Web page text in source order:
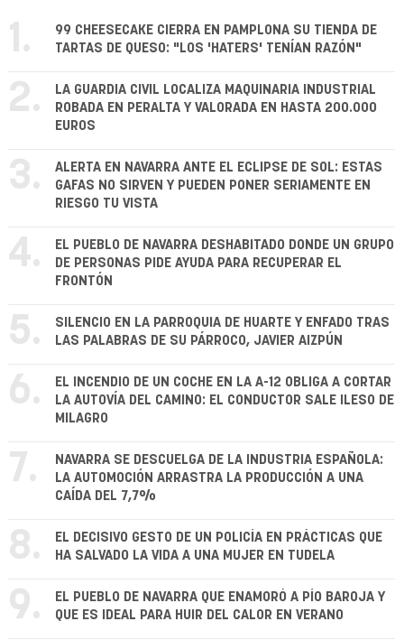
1.
99 CHEESECAKE CIERRA EN PAMPLONA SU TIENDA DE
TARTAS DE QUESO: "LOS 'HATERS' TENÍAN RAZÓN"
2.
LA GUARDIA CIVIL LOCALIZA MAQUINARIA INDUSTRIAL
ROBADA EN PERALTA Y VALORADA EN HASTA 200.000
EUROS
3.
ALERTA EN NAVARRA ANTE EL ECLIPSE DE SOL: ESTAS
GAFAS NO SIRVEN Y PUEDEN PONER SERIAMENTE EN
RIESGO TU VISTA
4.
EL PUEBLO DE NAVARRA DESHABITADO DONDE UN GRUPO
DE PERSONAS PIDE AYUDA PARA RECUPERAR EL
FRONTÓN
5.
SILENCIO EN LA PARROQUIA DE HUARTE Y ENFADO TRAS
LAS PALABRAS DE SU PÁRROCO, JAVIER AIZPÚN
6.
EL INCENDIO DE UN COCHE EN LA A-12 OBLIGA A CORTAR
LA AUTOVÍA DEL CAMINO: EL CONDUCTOR SALE ILESO DE
MILAGRO
7.
NAVARRA SE DESCUELGA DE LA INDUSTRIA ESPAÑOLA:
LA AUTOMOCIÓN ARRASTRA LA PRODUCCIÓN A UNA
CAÍDA DEL 7,7%
8.
EL DECISIVO GESTO DE UN POLICÍA EN PRÁCTICAS QUE
HA SALVADO LA VIDA A UNA MUJER EN TUDELA
9.
EL PUEBLO DE NAVARRA QUE ENAMORÓ A PÍO BAROJA Y
QUE ES IDEAL PARA HUIR DEL CALOR EN VERANO